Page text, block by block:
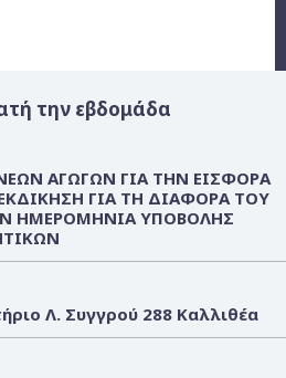
την εβδομάδα
ΑΓΩΓΩΝ ΓΙΑ ΤΗΝ ΕΙΣΦΟΡΑ
ΓΙΑ ΤΗ ΔΙΑΦΟΡΑ ΤΟΥ
ΗΜΕΡΟΜΗΝΙΑ ΥΠΟΒΟΛΗΣ
Λ. Συγγρού 288 Καλλιθέα